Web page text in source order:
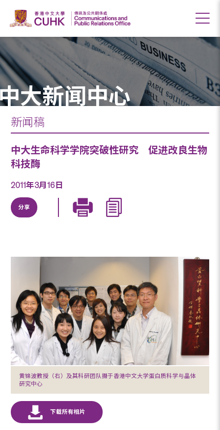
大新闻中心
新闻稿
中大生命科学学院突破性研究 促进改良生物
科技酶
2011年3月16日
分享
黄锦波教授（右）及其科研团队摄于香港中文大学蛋白质科学与晶体
研究中心